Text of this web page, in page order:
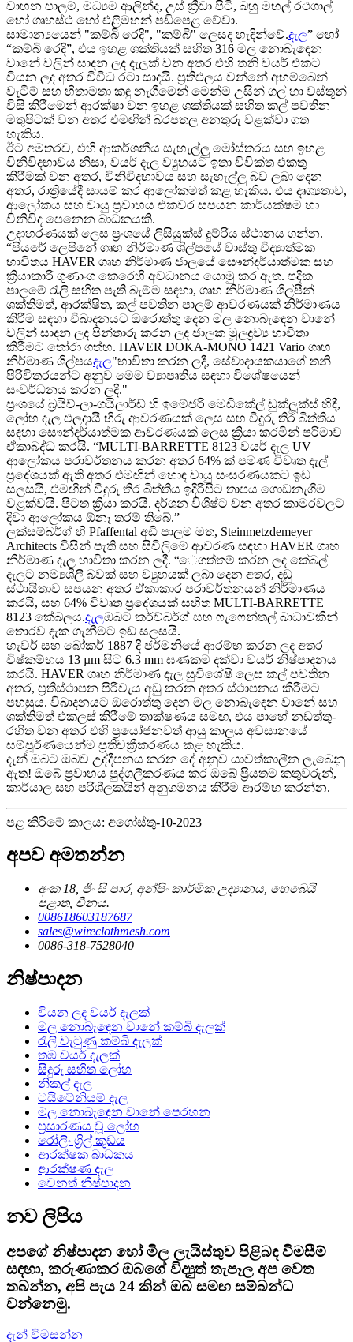
වාහන පාලම්, මධ්‍යම ආලින්ද, උස් ක්‍රීඩා පිටි, බහු මහල් රථගාල්
හෝ ගෘහස්ථ හෝ එළිමහන් පඩිපෙළ වේවා.
සාමාන්‍යයෙන් "කම්බි රෙදි", "කම්බි" ලෙසද හැඳින්වේ.දැල” හෝ
“කම්බි රෙදි”, එය ඉහළ ශක්තියක් සහිත 316 මල නොබැඳෙන
වානේ වලින් සාදන ලද දැලක් වන අතර එහි තනි වයර් එකට
වියන ලද අතර විවිධ රටා සාදයි. ප්‍රතිඵලය වන්නේ අහම්බෙන්
වැටීම් සහ හිතාමතා කඳු නැගීමෙන් මෙන්ම උසින් ගල් හා වස්තූන්
විසි කිරීමෙන් ආරක්ෂා වන ඉහළ ශක්තියක් සහිත කල් පවතින
මතුපිටක් වන අතර එමඟින් බරපතල අනතුරු වළක්වා ගත
හැකිය.
ඊට අමතරව, එහි ආකර්ශනීය සැහැල්ලු මෝස්තරය සහ ඉහළ
විනිවිදභාවය නිසා, වයර් දැල ව්‍යුහයට ඉතා විවික්ත එකතු
කිරීමක් වන අතර, විනිවිදභාවය සහ සැහැල්ලු බව ලබා දෙන
අතර, රාත්‍රියේදී සායම් කර ආලෝකමත් කළ හැකිය. එය දෘශ්‍යතාව,
ආලෝකය සහ වායු ප්‍රවාහය එකවර සපයන කාර්යක්ෂම හා
විනිවිද පෙනෙන බාධකයකි.
උදාහරණයක් ලෙස ප්‍රංශයේ ලිසියුක්ස් දුම්රිය ස්ථානය ගන්න.
“පියරේ ලෙපිනේ ගෘහ නිර්මාණ ශිල්පයේ වාස්තු විද්‍යාත්මක
භාවිතය HAVER ගෘහ නිර්මාණ ජාලයේ සෞන්දර්යාත්මක සහ
ක්‍රියාකාරී ගුණාංග කෙරෙහි අවධානය යොමු කර ඇත. පදික
පාලමේ රැලි සහිත පැති බැම්ම සඳහා, ගෘහ නිර්මාණ ශිල්පීන්
ශක්තිමත්, ආරක්ෂිත, කල් පවතින පාලම් ආවරණයක් නිර්මාණය
කිරීම සඳහා විඛාදනයට ඔරොත්තු දෙන මල නොබැඳෙන වානේ
වලින් සාදන ලද පින්තාරු කරන ලද ජාලක මූලද්‍රව්‍ය භාවිතා
කිරීමට තෝරා ගත්හ. HAVER DOKA-MONO 1421 Vario ගෘහ
නිර්මාණ ශිල්පයදැල"භාවිතා කරන ලදී, සේවාදායකයාගේ තනි
පිරිවිතරයන්ට අනුව මෙම ව්‍යාපෘතිය සඳහා විශේෂයෙන්
සංවර්ධනය කරන ලදී."
ප්‍රංශයේ බ්‍රයිව්-ලා-ගයිලාර්ඩ් හි ඉමේජරි මෙඩිකේල් ඩුක්ලූක්ස් හිදී,
ලෝහ දැල ඵලදායී හිරු ආවරණයක් ලෙස සහ වීදුරු තිර බිත්තිය
සඳහා සෞන්දර්යාත්මක ආවරණයක් ලෙස ක්‍රියා කරමින් පරිමාව
ඒකාබද්ධ කරයි. “MULTI-BARRETTE 8123 වයර් දැල UV
ආලෝකය පරාවර්තනය කරන අතර 64% ක් පමණ විවෘත දැල්
ප්‍රදේශයක් ඇති අතර එමඟින් හොඳ වායු සංසරණයකට ඉඩ
සලසයි, එමඟින් වීදුරු තිර බිත්තිය ඉදිරිපිට තාපය ගොඩනැගීම
වළක්වයි. පිටත ක්‍රියා කරයි. දර්ශන විශිෂ්ට වන අතර කාමරවලට
දිවා ආලෝකය ඕනෑ තරම් තිබේ.”
ලක්සම්බර්ග් හි Pfaffental අඩි පාලම මත, Steinmetzdemeyer
Architects විසින් පැති සහ සිවිලිමේ ආවරණ සඳහා HAVER ගෘහ
නිර්මාණ දැල භාවිතා කරන ලදී. “ෙගත්තම් කරන ලද කේබල්
දැලට නම්‍යශීලී බවක් සහ ව්‍යුහයක් ලබා දෙන අතර, දඬු
ස්ථායිතාව සපයන අතර ඒකාකාර පරාවර්තනයන් නිර්මාණය
කරයි, සහ 64% විවෘත ප්‍රදේශයක් සහිත MULTI-BARRETTE
8123 කේබලය.දැලඔබට කර්ච්බර්ග් සහ ෆැෆෙන්තල් බාධාවකින්
තොරව දැක ගැනීමට ඉඩ සලසයි.
හැවර් සහ බෝකර් 1887 දී ජර්මනියේ ආරම්භ කරන ලද අතර
විෂ්කම්භය 13 µm සිට 6.3 mm ඝණකම දක්වා වයර් නිෂ්පාදනය
කරයි. HAVER ගෘහ නිර්මාණ දැල සුවිශේෂී ලෙස කල් පවතින
අතර, ප්‍රතිස්ථාපන පිරිවැය අඩු කරන අතර ස්ථාපනය කිරීමට
පහසුය. විඛාදනයට ඔරොත්තු දෙන මල නොබැඳෙන වානේ සහ
ශක්තිමත් එකලස් කිරීමේ තාක්ෂණය සමඟ, එය පාහේ නඩත්තු-
රහිත වන අතර එහි ප්‍රයෝජනවත් ආයු කාලය අවසානයේ
සම්පූර්ණයෙන්ම ප්‍රතිචක්‍රීකරණය කළ හැකිය.
දැන් ඔබට ඔබව උද්දීපනය කරන දේ අනුව යාවත්කාලීන ලැබෙනු
ඇත! ඔබේ ප්‍රවාහය පුද්ගලීකරණය කර ඔබේ ප්‍රියතම කතුවරුන්,
කාර්යාල සහ පරිශීලකයින් අනුගමනය කිරීම ආරම්භ කරන්න.
පළ කිරීමේ කාලය: අගෝස්තු-10-2023
අපව අමතන්න
අංක 18, ජිං සි පාර, අන්පිං කාර්මික උද්‍යානය, හෙබෙයි
පළාත, චීනය.
008618603187687
sales@wireclothmesh.com
0086-318-7528040
නිෂ්පාදන
වියන ලද වයර් දැලක්
මල නොබැඳෙන වානේ කම්බි දැලක්
රැලි වැටුණු කම්බි දැලක්
තඹ වයර් දැලක්
සිදුරු සහිත ලෝහ
නිකල් දැල
ටයිටේනියම් දැල
මල නොබැඳෙන වානේ පෙරහන
ප්‍රසාරණය වූ ලෝහ
රෝලිං ග්‍රිල් කූඩය
ආරක්ෂක බාධකය
ආරක්ෂණ දැල
වෙනත් නිෂ්පාදන
නව ලිපිය
අපගේ නිෂ්පාදන හෝ මිල ලැයිස්තුව පිළිබඳ විමසීම්
සඳහා, කරුණාකර ඔබගේ විද්‍යුත් තැපෑල අප වෙත
තබන්න, අපි පැය 24 කින් ඔබ සමඟ සම්බන්ධ
වන්නෙමු.
දැන් විමසන්න